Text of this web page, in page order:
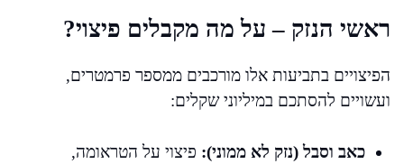
ראשי הנזק – על מה מקבלים פיצוי?
הפיצויים בתביעות אלו מורכבים ממספר פרמטרים,
ועשויים להסתכם במיליוני שקלים:
כאב וסבל (נזק לא ממוני): פיצוי על הטראומה,